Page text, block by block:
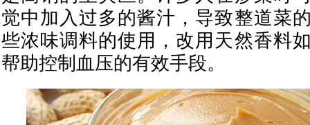
觉中加入过多的酱汁，导致整道菜
些浓味调料的使用，改用天然香料
帮助控制血压的有效手段。